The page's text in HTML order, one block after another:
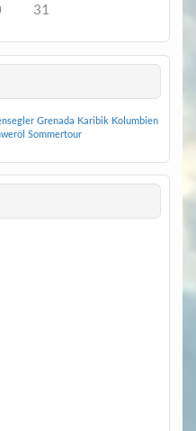
31
Grenada Karibik Kolumbien
Sommertour